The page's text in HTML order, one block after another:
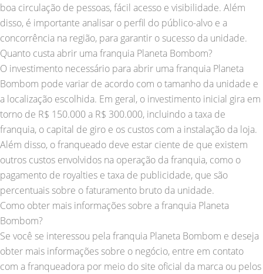
boa circulação de pessoas, fácil acesso e visibilidade. Além
disso, é importante analisar o perfil do público-alvo e a
concorrência na região, para garantir o sucesso da unidade.
Quanto custa abrir uma franquia Planeta Bombom?
O investimento necessário para abrir uma franquia Planeta
Bombom pode variar de acordo com o tamanho da unidade e
a localização escolhida. Em geral, o investimento inicial gira em
torno de R$ 150.000 a R$ 300.000, incluindo a taxa de
franquia, o capital de giro e os custos com a instalação da loja.
Além disso, o franqueado deve estar ciente de que existem
outros custos envolvidos na operação da franquia, como o
pagamento de royalties e taxa de publicidade, que são
percentuais sobre o faturamento bruto da unidade.
Como obter mais informações sobre a franquia Planeta
Bombom?
Se você se interessou pela franquia Planeta Bombom e deseja
obter mais informações sobre o negócio, entre em contato
com a franqueadora por meio do site oficial da marca ou pelos